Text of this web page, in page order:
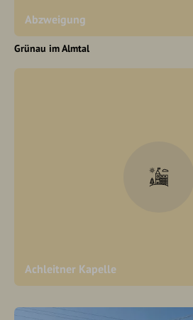
Abzweigung
Grünau im Almtal
Achleitner Kapelle